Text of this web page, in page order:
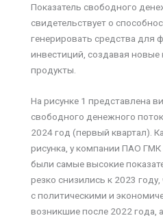
Показатель свободного
свидетельствует о
генерировать средства для
инвестиций, создавая
продукты.
На рисунке 1 представлена
свободного денежного
2024 год (первый квартал).
рисунка, у компании ПАО
были самые высокие
резко снизились к 2023
с политическими и
возникшие после 2022 года,